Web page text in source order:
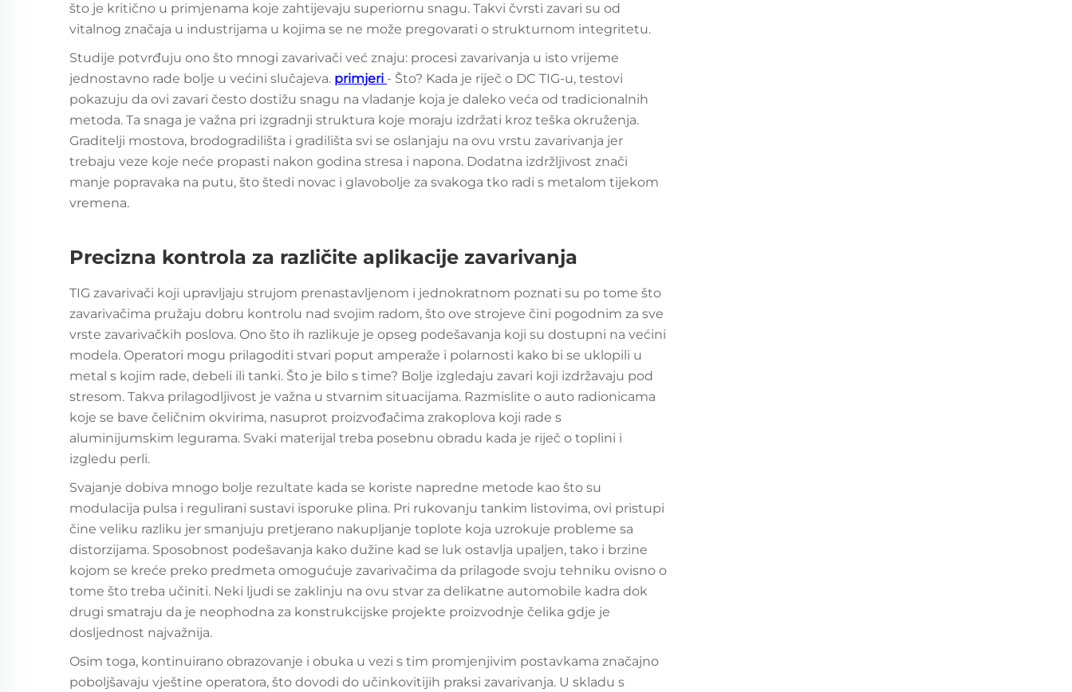
što je kritično u primjenama koje zahtijevaju superiornu snagu. Takvi čvrsti zavari su od
vitalnog značaja u industrijama u kojima se ne može pregovarati o strukturnom integritetu.
Studije potvrđuju ono što mnogi zavarivači već znaju: procesi zavarivanja u isto vrijeme
jednostavno rade bolje u većini slučajeva. primjeri - Što? Kada je riječ o DC TIG-u, testovi
pokazuju da ovi zavari često dostižu snagu na vladanje koja je daleko veća od tradicionalnih
metoda. Ta snaga je važna pri izgradnji struktura koje moraju izdržati kroz teška okruženja.
Graditelji mostova, brodogradilišta i gradilišta svi se oslanjaju na ovu vrstu zavarivanja jer
trebaju veze koje neće propasti nakon godina stresa i napona. Dodatna izdržljivost znači
manje popravaka na putu, što štedi novac i glavobolje za svakoga tko radi s metalom tijekom
vremena.
Precizna kontrola za različite aplikacije zavarivanja
TIG zavarivači koji upravljaju strujom prenastavljenom i jednokratnom poznati su po tome što
zavarivačima pružaju dobru kontrolu nad svojim radom, što ove strojeve čini pogodnim za sve
vrste zavarivačkih poslova. Ono što ih razlikuje je opseg podešavanja koji su dostupni na većini
modela. Operatori mogu prilagoditi stvari poput amperaže i polarnosti kako bi se uklopili u
metal s kojim rade, debeli ili tanki. Što je bilo s time? Bolje izgledaju zavari koji izdržavaju pod
stresom. Takva prilagodljivost je važna u stvarnim situacijama. Razmislite o auto radionicama
koje se bave čeličnim okvirima, nasuprot proizvođačima zrakoplova koji rade s
aluminijumskim legurama. Svaki materijal treba posebnu obradu kada je riječ o toplini i
izgledu perli.
Svajanje dobiva mnogo bolje rezultate kada se koriste napredne metode kao što su
modulacija pulsa i regulirani sustavi isporuke plina. Pri rukovanju tankim listovima, ovi pristupi
čine veliku razliku jer smanjuju pretjerano nakupljanje toplote koja uzrokuje probleme sa
distorzijama. Sposobnost podešavanja kako dužine kad se luk ostavlja upaljen, tako i brzine
kojom se kreće preko predmeta omogućuje zavarivačima da prilagode svoju tehniku ovisno o
tome što treba učiniti. Neki ljudi se zaklinju na ovu stvar za delikatne automobile kadra dok
drugi smatraju da je neophodna za konstrukcijske projekte proizvodnje čelika gdje je
dosljednost najvažnija.
Osim toga, kontinuirano obrazovanje i obuka u vezi s tim promjenjivim postavkama značajno
poboljšavaju vještine operatora, što dovodi do učinkovitijih praksi zavarivanja. U skladu s